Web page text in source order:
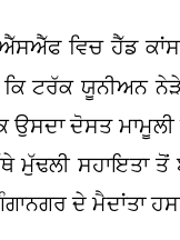
ਵਿਚ ਹੈੱਡ
ਕਿ ਟਰੱਕ ਯੂਨੀਅਨ
ਦੋਸਤ
ਮੁੱਢਲੀ ਸਹਾਇਤਾ
ਦੇ ਮੈਦਾਂਤਾ